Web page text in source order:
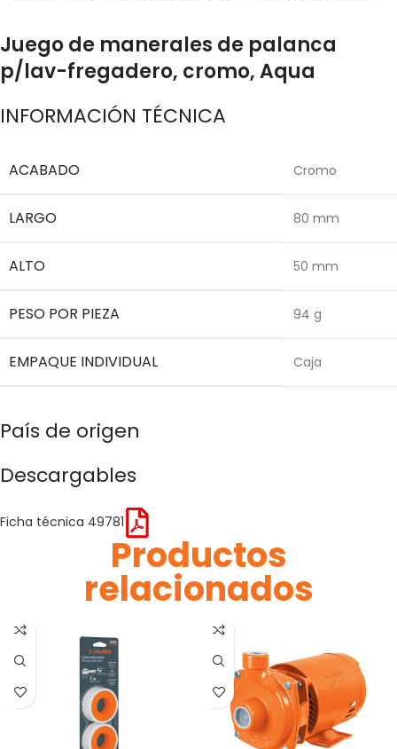
Juego de manerales de palanca
p/lav-fregadero, cromo, Aqua
INFORMACIÓN TÉCNICA
ACABADO Cromo
LARGO 80 mm
ALTO 50 mm
PESO POR PIEZA 94 g
EMPAQUE INDIVIDUAL Caja
País de origen
Descargables
Ficha técnica 49781
Productos
relacionados